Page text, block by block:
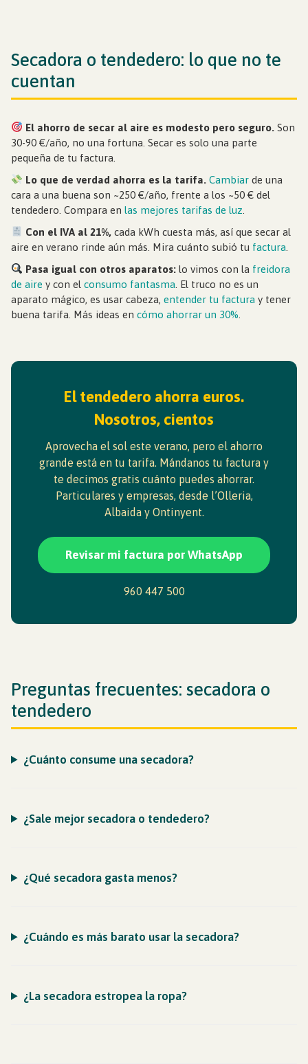
Secadora o tendedero: lo que no te
cuentan
El ahorro de secar al aire es modesto pero seguro. Son
30-90 €/año, no una fortuna. Secar es solo una parte
pequeña de tu factura.
Lo que de verdad ahorra es la tarifa. Cambiar de una
cara a una buena son ~250 €/año, frente a los ~50 € del
tendedero. Compara en las mejores tarifas de luz
Con el IVA al 21%, cada kWh cuesta más, así que secar al
aire en verano rinde aún más. Mira cuánto subió tu factura
Pasa igual con otros aparatos: lo vimos con la freidora
de aire y con el consumo fantasma . El truco no es un
aparato mágico, es usar cabeza, entender tu factura y tener
buena tarifa. Más ideas en cómo ahorrar un 30%
El tendedero ahorra euros.
Nosotros, cientos
Aprovecha el sol este verano, pero el ahorro
grande está en tu tarifa. Mándanos tu factura y
te decimos gratis cuánto puedes ahorrar.
Particulares y empresas, desde l’Olleria,
Albaida y Ontinyent.
Revisar mi factura por WhatsApp
960 447 500
Preguntas frecuentes: secadora o
tendedero
¿Cuánto consume una secadora?
¿Sale mejor secadora o tendedero?
¿Qué secadora gasta menos?
¿Cuándo es más barato usar la secadora?
¿La secadora estropea la ropa?